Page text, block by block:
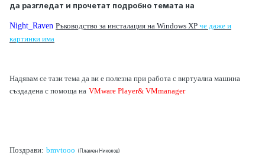
да разгледат и прочетат подробно темата на
Night_Raven Ръководство за инсталация на Windows XP че даже и
картинки има
Надявам се тази тема да ви е полезна при работа с виртуална машина
създадена с помоща на VMware Player& VMmanager
Поздрави: bmvtooo (Пламен Николов)